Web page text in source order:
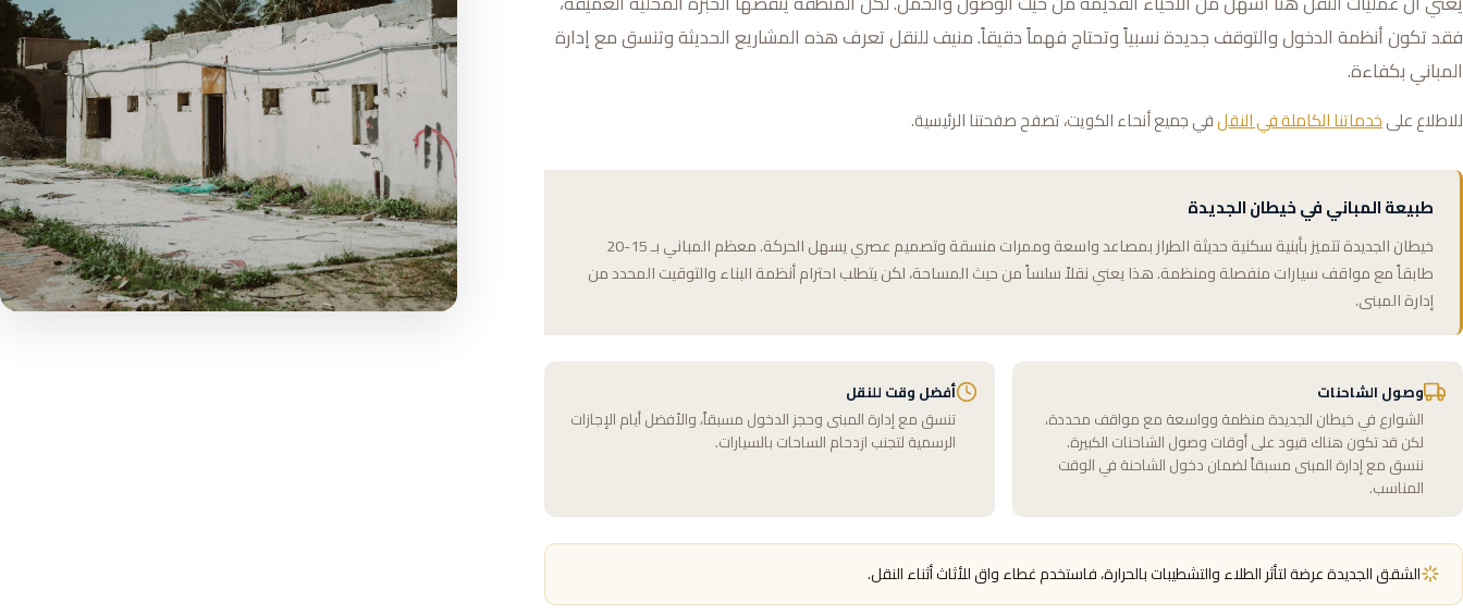
فقد تكون أنظمة الدخول والتوقف جديدة نسبياً وتحتاج فهماً دقيقاً. منيف للنقل تعرف هذه المشاريع الحديثة وتنسق مع إدارة
المباني بكفاءة.
للاطلاع علىخدماتنا الكاملة في النقلفي جميع أنحاء الكويت، تصفح صفحتنا الرئيسية.
طبيعة المباني في خيطان الجديدة
خيطان الجديدة تتميز بأبنية سكنية حديثة الطراز بمصاعد واسعة وممرات منسقة وتصميم عصري يسهل الحركة. معظم المباني بـ 15-20
طابقاً مع مواقف سيارات منفصلة ومنظمة. هذا يعني نقلاً سلساً من حيث المساحة، لكن يتطلب احترام أنظمة البناء والتوقيت المحدد من
إدارة المبنى.
وصول الشاحنات
الشوارع في خيطان الجديدة منظمة وواسعة مع مواقف محددة،
لكن قد تكون هناك قيود على أوقات وصول الشاحنات الكبيرة.
ننسق مع إدارة المبنى مسبقاً لضمان دخول الشاحنة في الوقت
المناسب.
أفضل وقت للنقل
تنسق مع إدارة المبنى وحجز الدخول مسبقاً، والأفضل أيام الإجازات
الرسمية لتجنب ازدحام الساحات بالسيارات.
الشقق الجديدة عرضة لتأثر الطلاء والتشطيبات بالحرارة، فاستخدم غطاء واق للأثاث أثناء النقل.